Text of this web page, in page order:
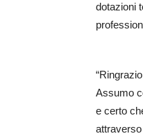
dotazioni
Assumo
e certo